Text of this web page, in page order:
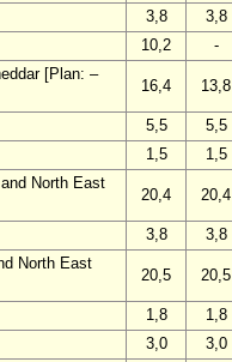
3,8
3,8
10,2
-
[Plan: –
16,4 13,8
5,5
5,5
1,5
1,5
North East
20,4 20,4
3,8
3,8
North East
20,5 20,5
1,8
1,8
3,0
3,0